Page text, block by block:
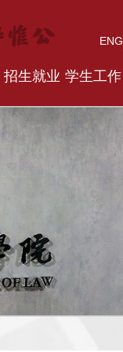
招生就业 学生工作